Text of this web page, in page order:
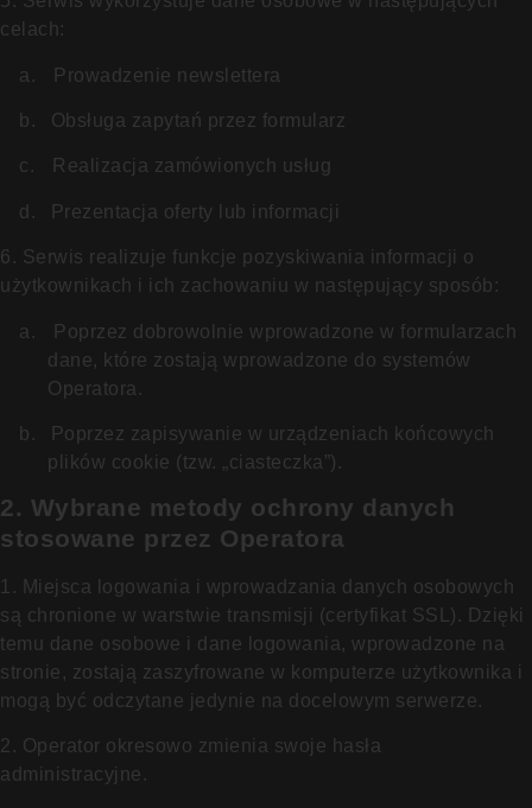
celach:
a. Prowadzenie newslettera
b. Obsługa zapytań przez formularz
c. Realizacja zamówionych usług
d. Prezentacja oferty lub informacji
6. Serwis realizuje funkcje pozyskiwania informacji o
użytkownikach i ich zachowaniu w następujący sposób:
a.
Poprzez dobrowolnie wprowadzone w formularzach
dane, które zostają wprowadzone do systemów
Operatora.
b.
Poprzez zapisywanie w urządzeniach końcowych
plików cookie (tzw. „ciasteczka”).
2. Wybrane metody ochrony danych
stosowane przez Operatora
1. Miejsca logowania i wprowadzania danych osobowych
są chronione w warstwie transmisji (certyfikat SSL). Dzięki
temu dane osobowe i dane logowania, wprowadzone na
stronie, zostają zaszyfrowane w komputerze użytkownika i
mogą być odczytane jedynie na docelowym serwerze.
2. Operator okresowo zmienia swoje hasła
administracyjne.